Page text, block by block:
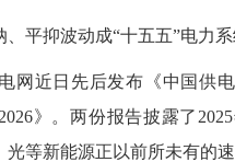
抑波动成“十五五”电力系
近日先后发布《中国供电
》。两份报告披露了
等新能源正以前所未有的